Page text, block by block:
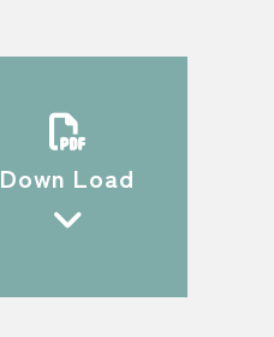
Down Load